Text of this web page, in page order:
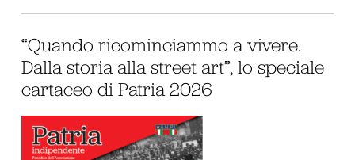
“Quando ricominciammo a vivere.
Dalla storia alla street art”, lo speciale
cartaceo di Patria 2026